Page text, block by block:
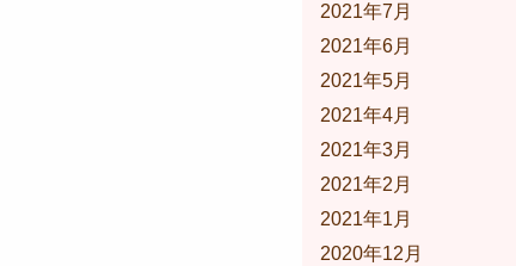
2021年7月
2021年6月
2021年5月
2021年4月
2021年3月
2021年2月
2021年1月
2020年12月